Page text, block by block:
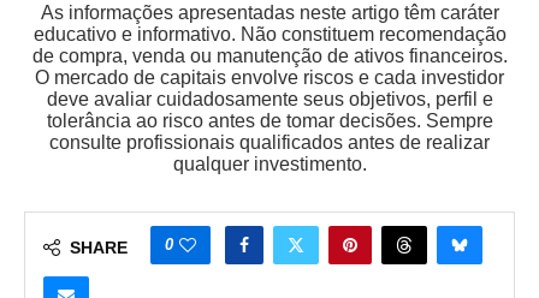
As informações apresentadas neste artigo têm caráter
educativo e informativo. Não constituem recomendação
de compra, venda ou manutenção de ativos financeiros.
O mercado de capitais envolve riscos e cada investidor
deve avaliar cuidadosamente seus objetivos, perfil e
tolerância ao risco antes de tomar decisões. Sempre
consulte profissionais qualificados antes de realizar
qualquer investimento.
SHARE 0